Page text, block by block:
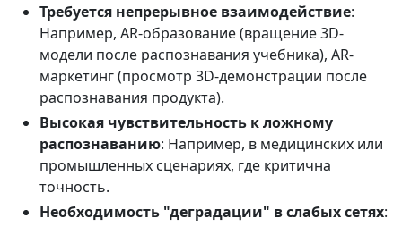
Требуется непрерывное взаимодействие:
Например, AR-образование (вращение 3D-
модели после распознавания учебника), AR-
маркетинг (просмотр 3D-демонстрации после
распознавания продукта).
Высокая чувствительность к ложному
распознаванию: Например, в медицинских или
промышленных сценариях, где критична
точность.
Необходимость "деградации" в слабых сетях: